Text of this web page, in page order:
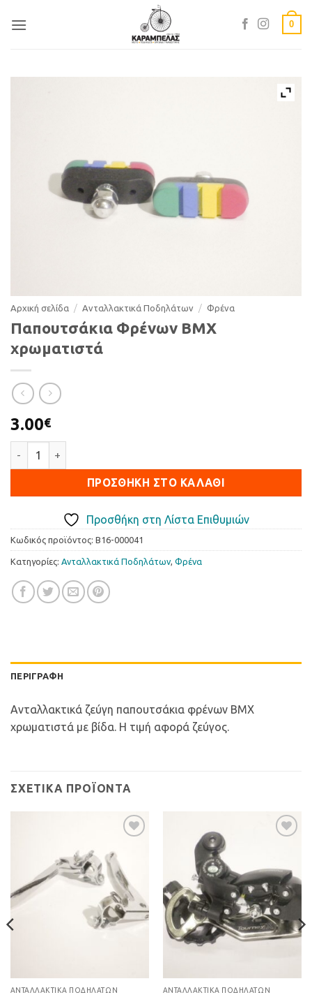
0
Αρχική σελίδα / Ανταλλακτικά Ποδηλάτων / Φρένα
Παπουτσάκια Φρένων BMX
χρωματιστά
3.00€
ΠΡΟΣΘΉΚΗ ΣΤΟ ΚΑΛΆΘΙ
Προσθήκη στη Λίστα Επιθυμιών
Κωδικός προϊόντος: B16-000041
Κατηγορίες: Ανταλλακτικά Ποδηλάτων Φρένα
ΠΕΡΙΓΡΑΦΉ
Aνταλλακτικά ζεύγη παπουτσάκια φρένων BMX
χρωματιστά με βίδα. Η τιμή αφορά ζεύγος.
ΣΧΕΤΙΚΆ ΠΡΟΪΌΝΤΑ
στη Λίστα
Επιθυμιών
ΑΝΤΑΛΛΑΚΤΙΚΆ ΠΟΔΗΛΆΤΩΝ ΑΝΤΑΛΛΑΚΤΙΚΆ ΠΟΔΗΛΆΤΩΝ